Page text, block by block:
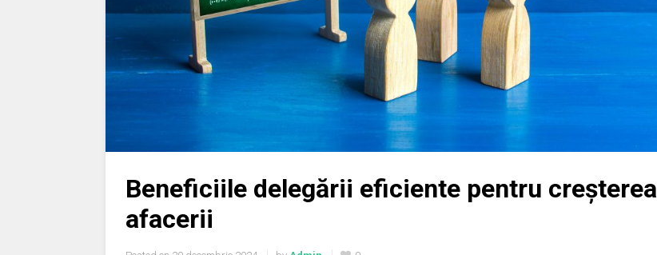
Beneficiile delegării eficiente pentru creșterea
afacerii